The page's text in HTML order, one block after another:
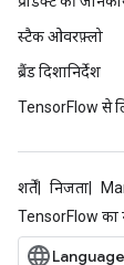
स्टैक ओवरफ़्लो
ब्रैंड दिशानिर्देश
TensorFlow से
शर्तें निजता
TensorFlow का